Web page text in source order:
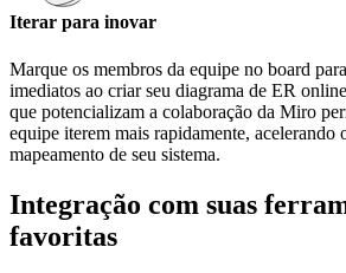
Iterar para inovar
Marque os membros da equipe no board
imediatos ao criar seu diagrama de ER
que potencializam a colaboração da Miro
equipe iterem mais rapidamente, acelerando
mapeamento de seu sistema.
Integração com suas
favoritas